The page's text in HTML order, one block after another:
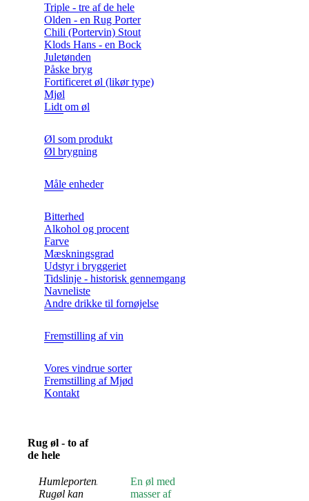
Triple - tre af de hele
Olden - en Rug Porter
Chili (Portervin) Stout
Klods Hans - en Bock
Juletønden
Påske bryg
Fortificeret øl (likør type)
Mjøl
Lidt om øl
Øl som produkt
Øl brygning
Måle enheder
Bitterhed
Alkohol og procent
Farve
Mæskningsgrad
Udstyr i bryggeriet
Tidslinje - historisk gennemgang
Navneliste
Andre drikke til fornøjelse
Fremstilling af vin
Vores vindrue sorter
Fremstilling af Mjød
Kontakt
Rug øl - to af
de hele
Humleportens
Rugøl kan
En øl med
masser af